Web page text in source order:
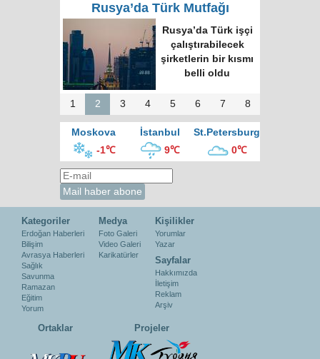
Rusya’da Türk Mutfağı
Moskova’nın en
büyük kültür
merkezinde “Türk
Kahvesi Gecesi”
düzenlendi
1 2 3 4 5 6 7 8
Moskova İstanbul
St.Petersburg
-1℃
9℃ 0℃
Kategoriler
Erdoğan Haberleri
Bilişim
Avrasya Haberleri
Sağlık
Savunma
Ramazan
Eğitim
Yorum
Medya
Foto Galeri
Video Galeri
Karikatürler
Kişilikler
Yorumlar
Yazar
Sayfalar
Hakkımızda
İletişim
Reklam
Arşiv
Ortaklar Projeler